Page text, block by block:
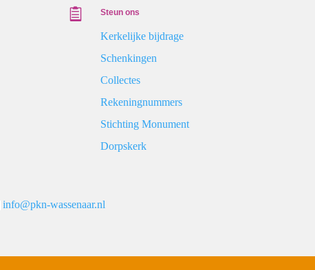
 Steun ons
Kerkelijke bijdrage
Schenkingen
Collectes
Rekeningnummers
Stichting Monument
Dorpskerk
info@pkn-wassenaar.nl